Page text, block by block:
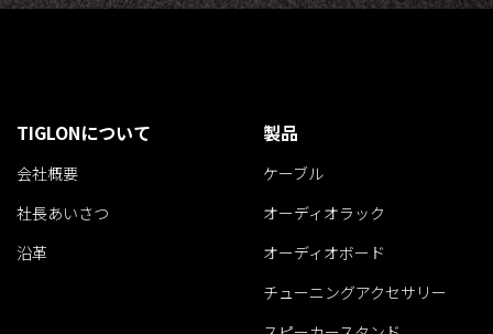
TIGLONについて
会社概要
社長あいさつ
沿革
製品
ケーブル
オーディオラック
オーディオボード
チューニングアクセサリー